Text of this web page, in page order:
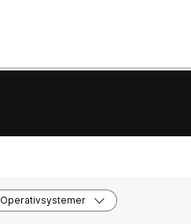
Operativsystemer